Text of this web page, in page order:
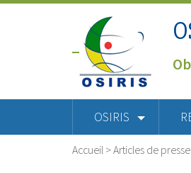
OSIRIS
Accueil >Articles de presse